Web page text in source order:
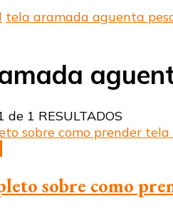
tela aramada aguenta
de 1 RESULTADOS
sobre como